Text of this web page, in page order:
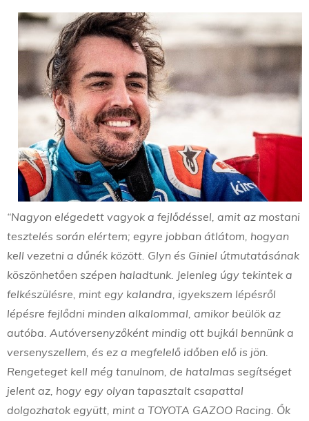
“Nagyon elégedett vagyok a fejlődéssel, amit az mostani
tesztelés során elértem; egyre jobban átlátom, hogyan
kell vezetni a dűnék között. Glyn és Giniel útmutatásának
köszönhetően szépen haladtunk. Jelenleg úgy tekintek a
felkészülésre, mint egy kalandra, igyekszem lépésről
lépésre fejlődni minden alkalommal, amikor beülök az
autóba. Autóversenyzőként mindig ott bujkál bennünk a
versenyszellem, és ez a megfelelő időben elő is jön.
Rengeteget kell még tanulnom, de hatalmas segítséget
jelent az, hogy egy olyan tapasztalt csapattal
dolgozhatok együtt, mint a TOYOTA GAZOO Racing. Ők